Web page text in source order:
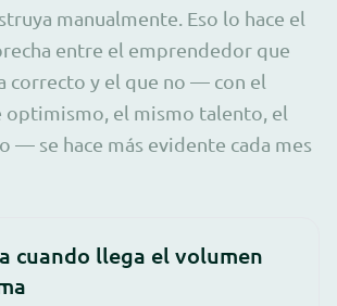
manualmente. Eso lo hace el
entre el emprendedor que
correcto y el que no — con el
optimismo, el mismo talento, el
— se hace más evidente cada mes
cuando llega el volumen